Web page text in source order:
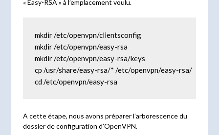
« Easy-RSA » à l’emplacement voulu.
mkdir /etc/openvpn/clientsconfig
mkdir /etc/openvpn/easy-rsa
mkdir /etc/openvpn/easy-rsa/keys
cp /usr/share/easy-rsa/* /etc/openvpn/easy-rsa/
cd /etc/openvpn/easy-rsa
A cette étape, nous avons préparer l’arborescence du
dossier de configuration d’OpenVPN.